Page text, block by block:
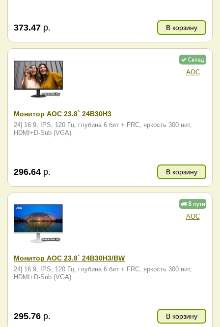
373.47 р. В корзину
AOC
Монитор AOC 23.8` 24B30H3
24| 16:9, IPS, 120 Гц, глубина 6 бит + FRC, яркость 300 нит,
HDMI+D-Sub (VGA)
296.64 р. В корзину
AOC
Монитор AOC 23.8` 24B30H3/BW
24| 16:9, IPS, 120 Гц, глубина 6 бит + FRC, яркость 300 нит,
HDMI+D-Sub (VGA)
295.76 р. В корзину